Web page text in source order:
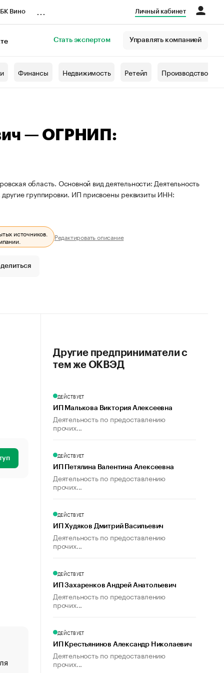
Вино Личный кабинет
Стать экспертом Управлять компанией
Финансы Недвижимость Ретейл Производство
— ОГРНИП:
область. Основной вид деятельности: Деятельность
группировки. ИП присвоены реквизиты ИНН:
источников.
Редактировать описание
«От спорта тело стареет иначе». Как живет глава
Другие предприниматели с
тем же ОКВЭД
ДЕЙСТВУЕТ
ИП Малькова Виктория Алексеевна
Деятельность по предоставлению
прочих...
ДЕЙСТВУЕТ
ИП Петялина Валентина Алексеевна
Деятельность по предоставлению
прочих...
ДЕЙСТВУЕТ
ИП Худяков Дмитрий Васильевич
Деятельность по предоставлению
прочих...
ДЕЙСТВУЕТ
ИП Захаренков Андрей Анатольевич
Деятельность по предоставлению
прочих...
ДЕЙСТВУЕТ
ИП Крестьянинов Александр Николаевич
Деятельность по предоставлению
прочих...